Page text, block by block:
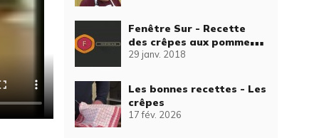
Fenêtre Sur - Recette
des crêpes aux pommes
caramélisées
29 janv. 2018
Les bonnes recettes - Les
crêpes
17 fév. 2026